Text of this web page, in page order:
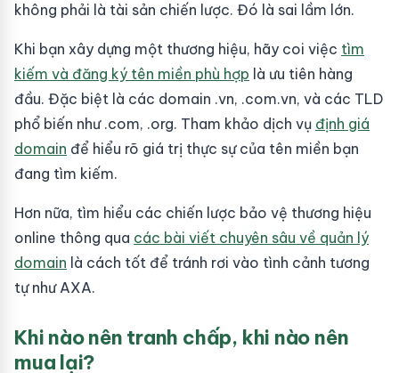
không phải là tài sản chiến lược. Đó là sai lầm lớn.
Khi bạn xây dựng một thương hiệu, hãy coi việc tìm
kiếm và đăng ký tên miền phù hợp là ưu tiên hàng
đầu. Đặc biệt là các domain .vn, .com.vn, và các TLD
phổ biến như .com, .org. Tham khảo dịch vụ định giá
domain để hiểu rõ giá trị thực sự của tên miền bạn
đang tìm kiếm.
Hơn nữa, tìm hiểu các chiến lược bảo vệ thương hiệu
online thông qua các bài viết chuyên sâu về quản lý
domain là cách tốt để tránh rơi vào tình cảnh tương
tự như AXA.
Khi nào nên tranh chấp, khi nào nên
mua lại?